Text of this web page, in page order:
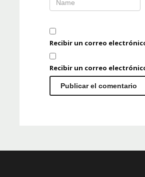
Recibir un correo
Recibir un correo